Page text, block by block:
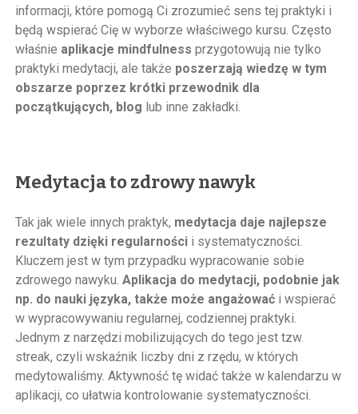
informacji, które pomogą Ci zrozumieć sens tej praktyki i
będą wspierać Cię w wyborze właściwego kursu. Często
właśnie aplikacje mindfulness przygotowują nie tylko
praktyki medytacji, ale także poszerzają wiedzę w tym
obszarze poprzez krótki przewodnik dla
początkujących, blog lub inne zakładki.
Medytacja to zdrowy nawyk
Tak jak wiele innych praktyk, medytacja daje najlepsze
rezultaty dzięki regularności i systematyczności.
Kluczem jest w tym przypadku wypracowanie sobie
zdrowego nawyku. Aplikacja do medytacji, podobnie jak
np. do nauki języka, także może angażować i wspierać
w wypracowywaniu regularnej, codziennej praktyki.
Jednym z narzędzi mobilizujących do tego jest tzw.
streak, czyli wskaźnik liczby dni z rzędu, w których
medytowaliśmy. Aktywność tę widać także w kalendarzu w
aplikacji, co ułatwia kontrolowanie systematyczności.